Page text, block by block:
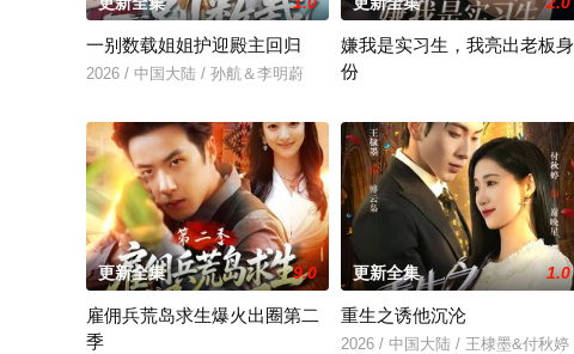
一别数载姐姐护迎殿主回归
2026 / 中国大陆 / 孙航＆李明蔚
嫌我是实习生，我亮出老板身
份
更新全集 9.0
雇佣兵荒岛求生爆火出圈第二
季
更新全集 1.0
重生之诱他沉沦
2026 / 中国大陆 / 王棣墨&付秋婷